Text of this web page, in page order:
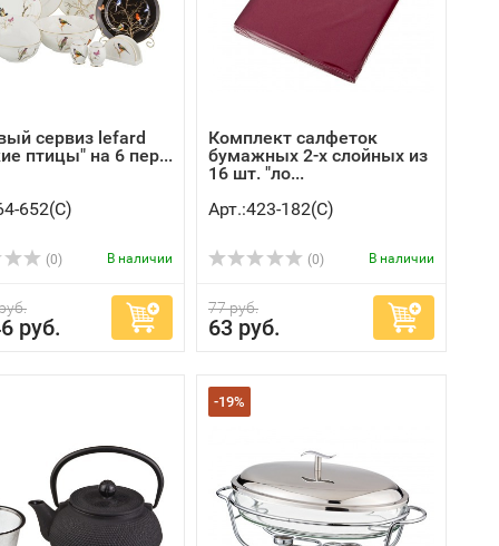
сервиз lefard
птицы" на 6 пер...
652(C)
(0) В наличии
руб.
Комплект салфеток
бумажных 2-х слойных из
16 шт. "ло...
Арт.:423-182(C)
(0) В наличии
77 руб.
63 руб.
-19%